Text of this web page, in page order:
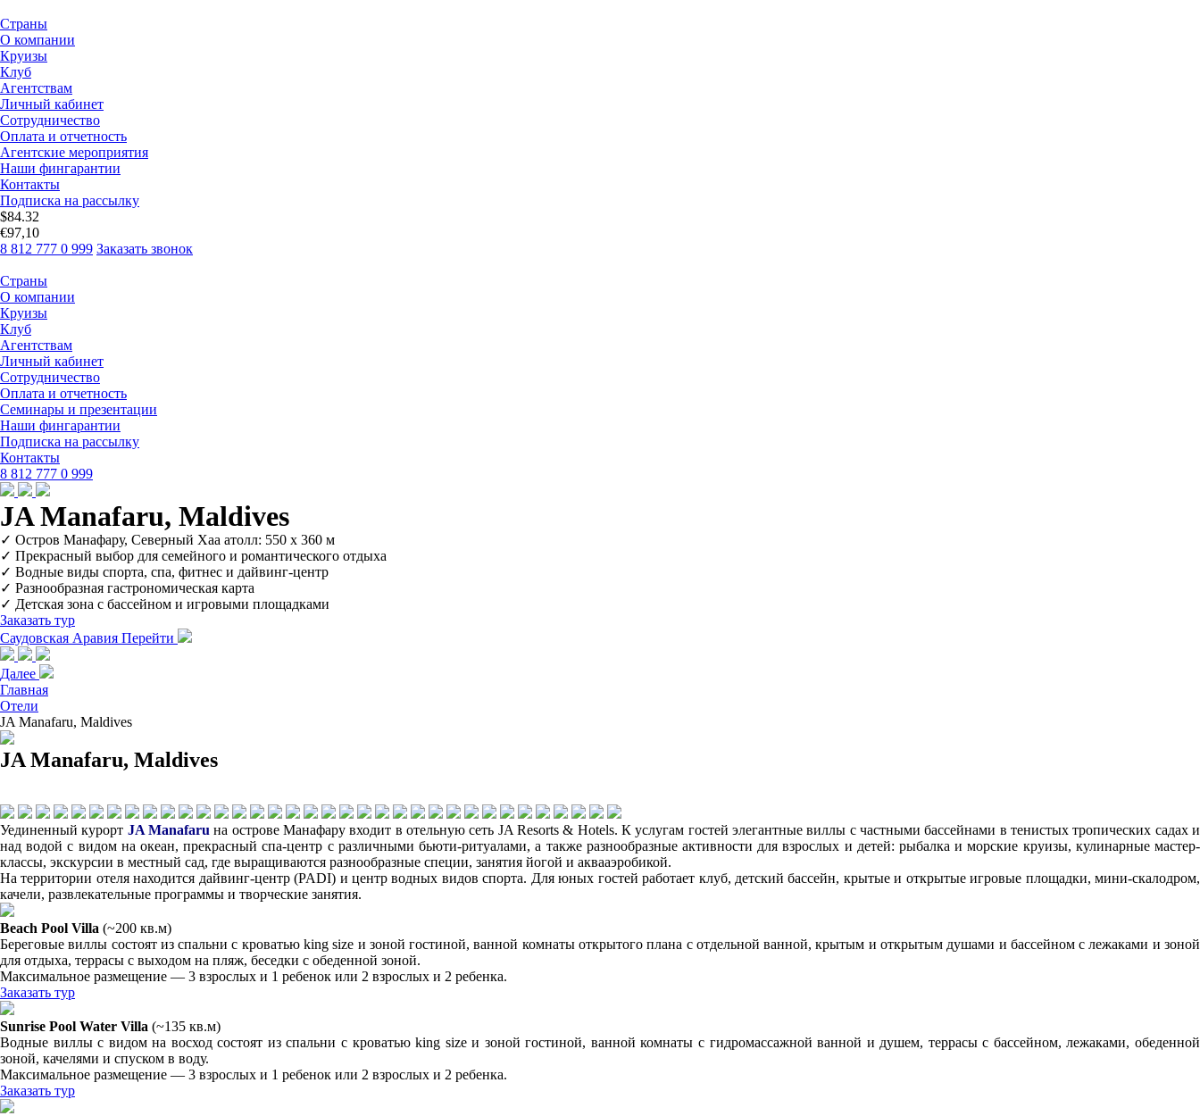
Страны
О компании
Круизы
Клуб
Агентствам
Личный кабинет
Сотрудничество
Оплата и отчетность
Агентские мероприятия
Наши фингарантии
Контакты
Подписка на рассылку
$84.32
€97,10
8 812 777 0 999 Заказать звонок
Страны
О компании
Круизы
Клуб
Агентствам
Личный кабинет
Сотрудничество
Оплата и отчетность
Семинары и презентации
Наши фингарантии
Подписка на рассылку
Контакты
8 812 777 0 999
JA Manafaru, Maldives
✓ Остров Манафару, Северный Хаа атолл: 550 х 360 м
✓ Прекрасный выбор для семейного и романтического отдыха
✓ Водные виды спорта, спа, фитнес и дайвинг-центр
✓ Разнообразная гастрономическая карта
✓ Детская зона с бассейном и игровыми площадками
Заказать тур
Саудовская Аравия Перейти
Далее
Главная
Отели
JA Manafaru, Maldives
JA Manafaru, Maldives
Уединенный курорт JA Manafaru на острове Манафару входит в отельную сеть JA Resorts & Hotels. К услугам гостей элегантные виллы с частными бассейнами в тенистых тропических садах и
над водой с видом на океан, прекрасный спа-центр с различными бьюти-ритуалами, а также разнообразные активности для взрослых и детей: рыбалка и морские круизы, кулинарные мастер-
классы, экскурсии в местный сад, где выращиваются разнообразные специи, занятия йогой и аквааэробикой.
На территории отеля находится дайвинг-центр (PADI) и центр водных видов спорта. Для юных гостей работает клуб, детский бассейн, крытые и открытые игровые площадки, мини-скалодром,
качели, развлекательные программы и творческие занятия.
Beach Pool Villa (~200 кв.м)
Береговые виллы состоят из спальни с кроватью king size и зоной гостиной, ванной комнаты открытого плана с отдельной ванной, крытым и открытым душами и бассейном с лежаками и зоной
для отдыха, террасы с выходом на пляж, беседки с обеденной зоной.
Максимальное размещение — 3 взрослых и 1 ребенок или 2 взрослых и 2 ребенка.
Заказать тур
Sunrise Pool Water Villa (~135 кв.м)
Водные виллы с видом на восход состоят из спальни с кроватью king size и зоной гостиной, ванной комнаты с гидромассажной ванной и душем, террасы с бассейном, лежаками, обеденной
зоной, качелями и спуском в воду.
Максимальное размещение — 3 взрослых и 1 ребенок или 2 взрослых и 2 ребенка.
Заказать тур